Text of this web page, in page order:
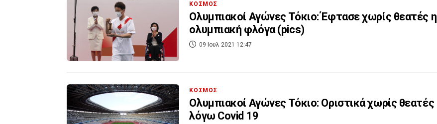
ΚΟΣΜΟΣ
Ολυμπιακοί Αγώνες Τόκιο: Έφτασε χωρίς θεατές η
ολυμπιακή φλόγα (pics)
09 Ιουλ 2021 12:47
ΚΟΣΜΟΣ
Ολυμπιακοί Αγώνες Τόκιο: Οριστικά χωρίς θεατές
λόγω Covid 19